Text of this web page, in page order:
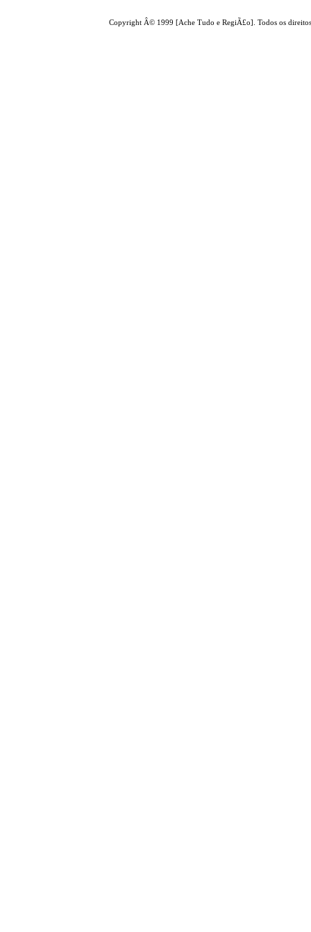
Copyright Â© 1999 [Ache Tudo e RegiÃ£o]. Todos os